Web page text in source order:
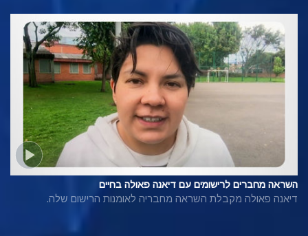
השראה מחברים לרישומים עם דיאנה פאולה בחיים
דיאנה פאולה מקבלת השראה מחבריה לאומנות הרישום שלה.